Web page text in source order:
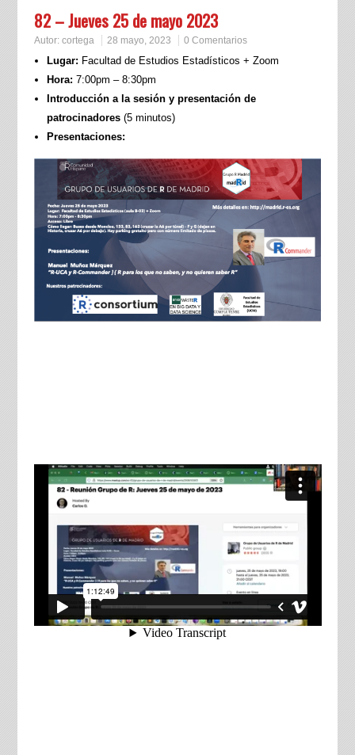
82 – Jueves 25 de mayo 2023
Autor: cortega 28 mayo, 2023 0 Comentarios
Lugar: Facultad de Estudios Estadísticos + Zoom
Hora: 7:00pm – 8:30pm
Introducción a la sesión y presentación de
patrocinadores(5 minutos)
Presentaciones: